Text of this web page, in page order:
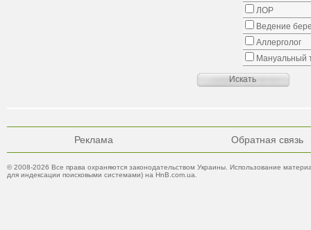
ЛОР
Ведение
Аллерголог
Мануальный
Реклама Обратная связь
© 2008-2026 Все права охраняются законодательством Украины. Использование
для индексации поисковыми системами) на HnB.com.ua.